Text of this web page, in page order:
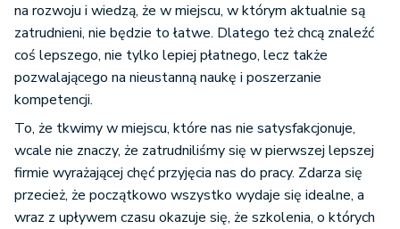
na rozwoju i wiedzą, że w miejscu, w którym aktualnie są
zatrudnieni, nie będzie to łatwe. Dlatego też chcą znaleźć
coś lepszego, nie tylko lepiej płatnego, lecz także
pozwalającego na nieustanną naukę i poszerzanie
kompetencji.
To, że tkwimy w miejscu, które nas nie satysfakcjonuje,
wcale nie znaczy, że zatrudniliśmy się w pierwszej lepszej
firmie wyrażającej chęć przyjęcia nas do pracy. Zdarza się
przecież, że początkowo wszystko wydaje się idealne, a
wraz z upływem czasu okazuje się, że szkolenia, o których